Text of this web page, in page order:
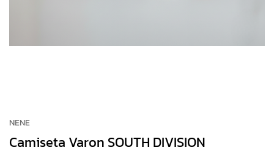
NENE
Camiseta Varon SOUTH DIVISION